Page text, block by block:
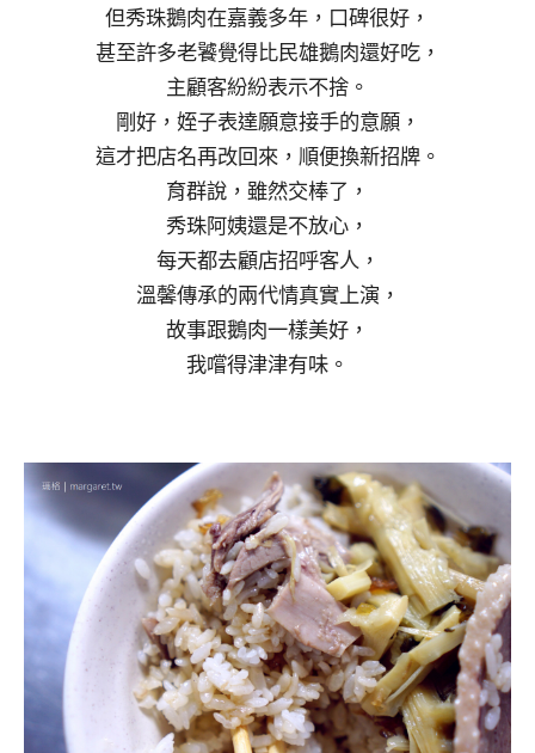
但秀珠鵝肉在嘉義多年，口碑很好，
甚至許多老饕覺得比民雄鵝肉還好吃，
主顧客紛紛表示不捨。
剛好，姪子表達願意接手的意願，
這才把店名再改回來，順便換新招牌。
育群說，雖然交棒了，
秀珠阿姨還是不放心，
每天都去顧店招呼客人，
溫馨傳承的兩代情真實上演，
故事跟鵝肉一樣美好，
我嚐得津津有味。